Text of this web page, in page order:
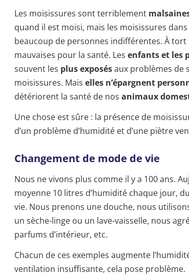
Les moisissures sont terriblement
quand il est moisi, mais les moisissures
beaucoup de personnes indifférentes. À tort
mauvaises pour la santé. Les enfants et les
souvent les plus exposésaux problèmes de
moisissures. Mais elles n’épargnent
détériorent la santé de nos animaux
Une chose est sûre : la présence de
d’un problème d’humidité et d’une piètre
Changement de mode de vie
Nous ne vivons plus comme il y a 100 ans.
moyenne 10 litres d’humidité chaque jour,
vie. Nous prenons une douche, nous
un sèche-linge ou un lave-vaisselle, nous
parfums d’intérieur, etc.
Chacun de ces exemples augmente
ventilation insuffisante, cela pose problème.